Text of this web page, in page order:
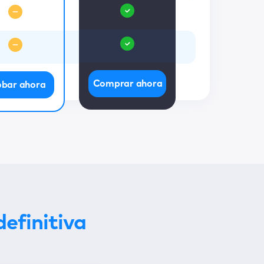
ahora Comprar ahora